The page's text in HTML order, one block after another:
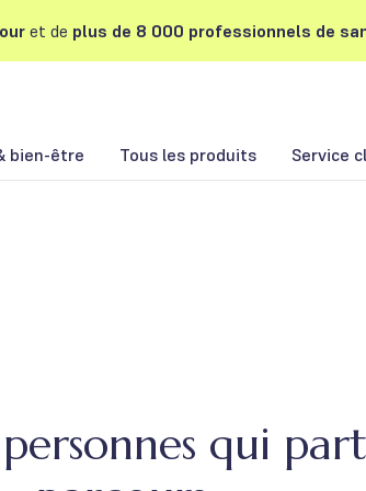
et de plus de 8 000 professionnels de
bien-être Tous les produits Service
qui